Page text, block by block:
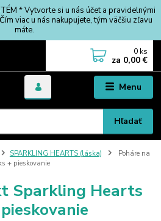
* Vytvorte si u nás účet a pravidelnými
viac u nás nakupujete, tým väčšiu zľavu
máte.
Menu
Hľadať
0 ks
za 0,00 €
SPARKLING HEARTS (láska)
Poháre na
+ pieskovanie
Sparkling Hearts